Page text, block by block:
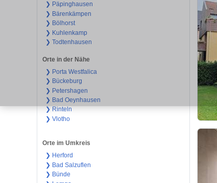
❯ Päpinghausen
❯ Bärenkämpen
❯ Bölhorst
❯ Kuhlenkamp
❯ Todtenhausen
Orte in der Nähe
❯ Porta Westfalica
❯ Bückeburg
❯ Petershagen
❯ Bad Oeynhausen
❯ Rinteln
❯ Vlotho
Orte im Umkreis
❯ Herford
❯ Bad Salzuflen
❯ Bünde